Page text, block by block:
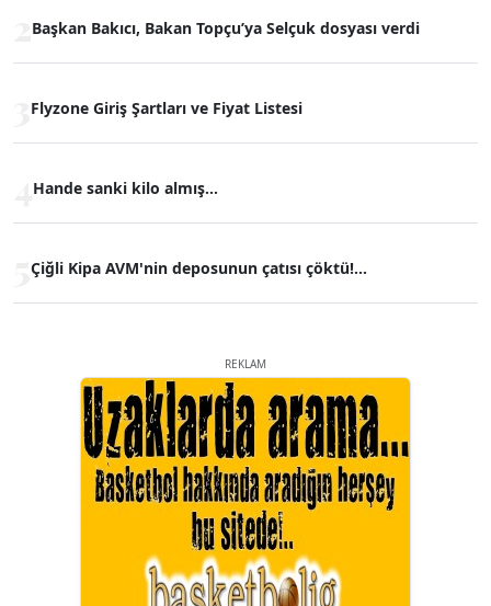
Başkan Bakıcı, Bakan Topçu’ya Selçuk dosyası verdi
Flyzone Giriş Şartları ve Fiyat Listesi
Hande sanki kilo almış...
Çiğli Kipa AVM'nin deposunun çatısı çöktü!...
REKLAM